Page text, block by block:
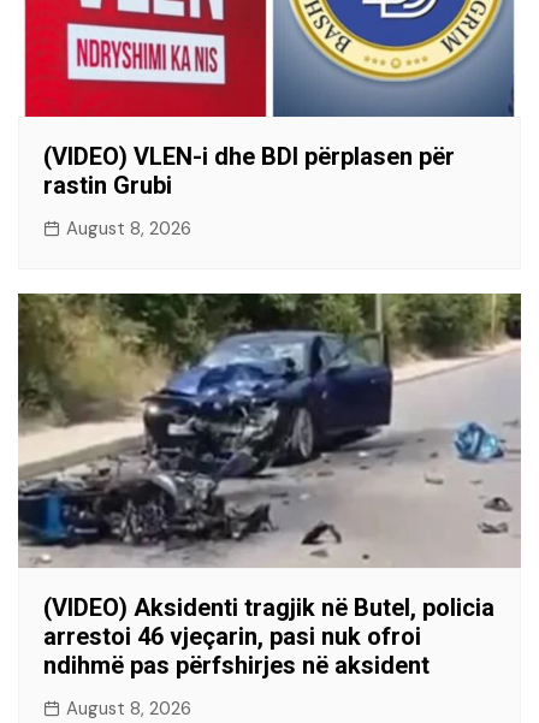
(VIDEO) VLEN-i dhe BDI përplasen për
rastin Grubi
August 8, 2026
(VIDEO) Aksidenti tragjik në Butel, policia
arrestoi 46 vjeçarin, pasi nuk ofroi
ndihmë pas përfshirjes në aksident
August 8, 2026